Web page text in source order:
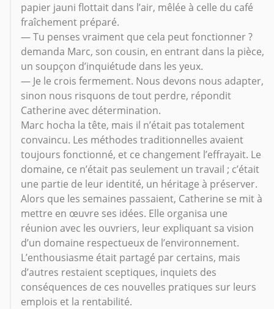
papier jauni flottait dans l’air, mêlée à celle du café
fraîchement préparé.
— Tu penses vraiment que cela peut fonctionner ?
demanda Marc, son cousin, en entrant dans la pièce,
un soupçon d’inquiétude dans les yeux.
— Je le crois fermement. Nous devons nous adapter,
sinon nous risquons de tout perdre, répondit
Catherine avec détermination.
Marc hocha la tête, mais il n’était pas totalement
convaincu. Les méthodes traditionnelles avaient
toujours fonctionné, et ce changement l’effrayait. Le
domaine, ce n’était pas seulement un travail ; c’était
une partie de leur identité, un héritage à préserver.
Alors que les semaines passaient, Catherine se mit à
mettre en œuvre ses idées. Elle organisa une
réunion avec les ouvriers, leur expliquant sa vision
d’un domaine respectueux de l’environnement.
L’enthousiasme était partagé par certains, mais
d’autres restaient sceptiques, inquiets des
conséquences de ces nouvelles pratiques sur leurs
emplois et la rentabilité.